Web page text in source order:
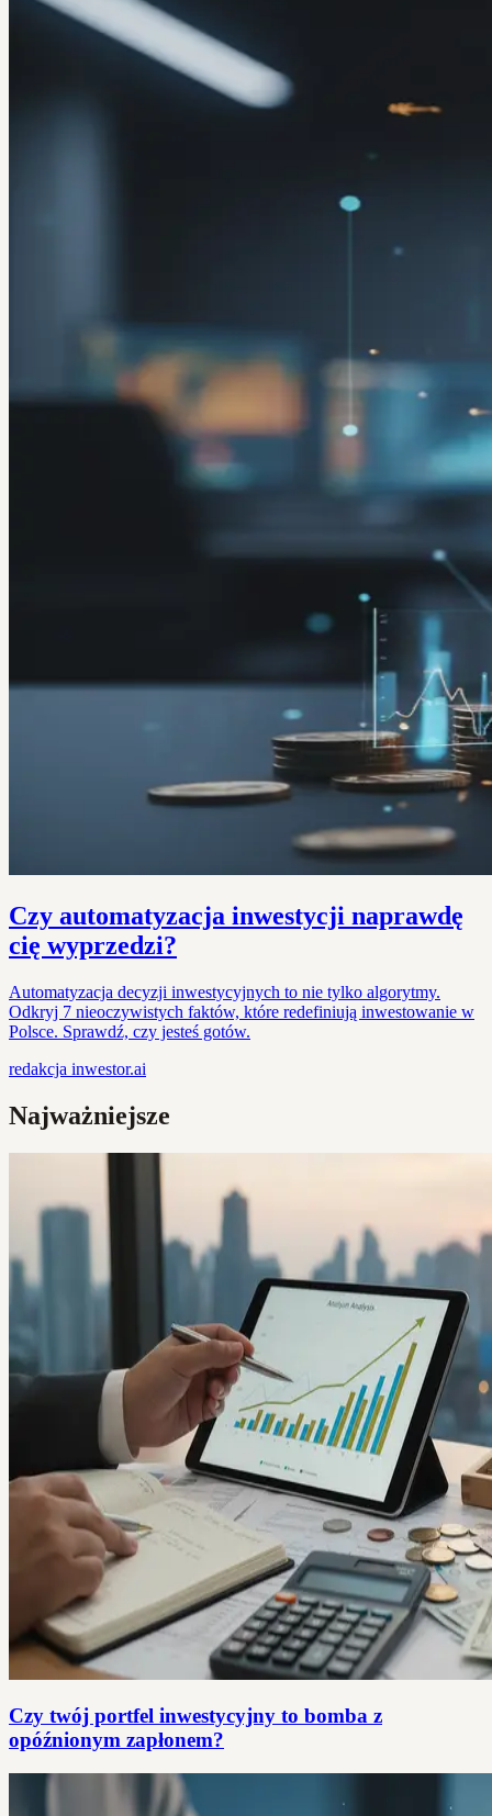
Czy automatyzacja inwestycji naprawdę
cię wyprzedzi?
Automatyzacja decyzji inwestycyjnych to nie tylko algorytmy.
Odkryj 7 nieoczywistych faktów, które redefiniują inwestowanie w
Polsce. Sprawdź, czy jesteś gotów.
redakcja inwestor.ai
Najważniejsze
Czy twój portfel inwestycyjny to bomba z
opóźnionym zapłonem?